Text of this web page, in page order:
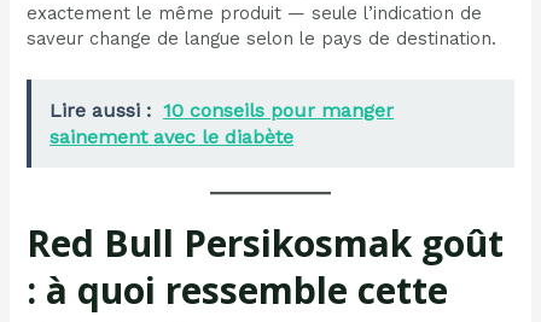
exactement le même produit — seule l’indication de
saveur change de langue selon le pays de destination.
Lire aussi : 10 conseils pour manger
sainement avec le diabète
Red Bull Persikosmak goût
: à quoi ressemble cette